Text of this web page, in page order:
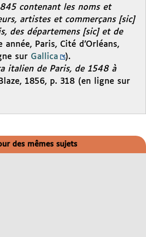
contenant les noms et
artistes et commerçans [sic]
des départemens [sic] et de
année, Paris, Cité d’Orléans,
sur Gallica
).
italien de Paris, de 1548 à
1856, p. 318 (en ligne sur
des mêmes sujets